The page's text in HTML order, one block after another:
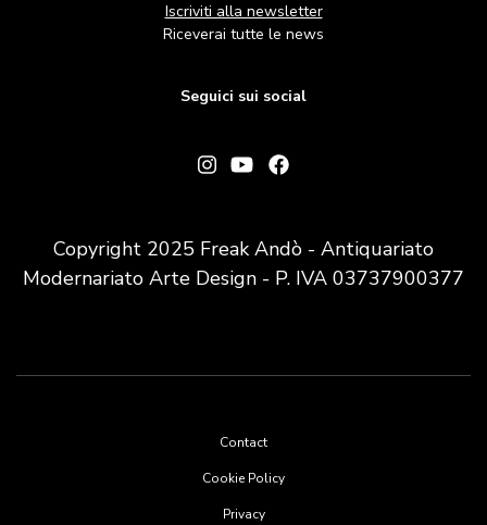
Iscriviti alla newsletter
Riceverai tutte le news
Seguici sui social
Copyright 2025 Freak Andò - Antiquariato
Modernariato Arte Design - P. IVA 03737900377
Contact
Cookie Policy
Privacy